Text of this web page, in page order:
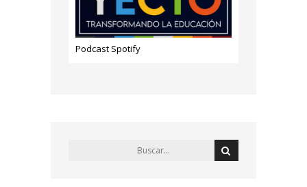
Podcast Spotify